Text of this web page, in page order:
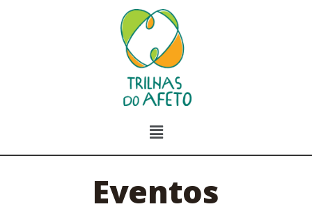
Eventos